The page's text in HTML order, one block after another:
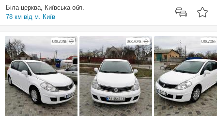
Біла церква, Київська обл.
78 км від м. Київ